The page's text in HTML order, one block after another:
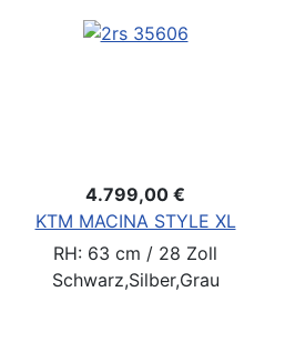
4.799,00 €
KTM MACINA STYLE XL
RH: 63 cm / 28 Zoll
Schwarz,Silber,Grau